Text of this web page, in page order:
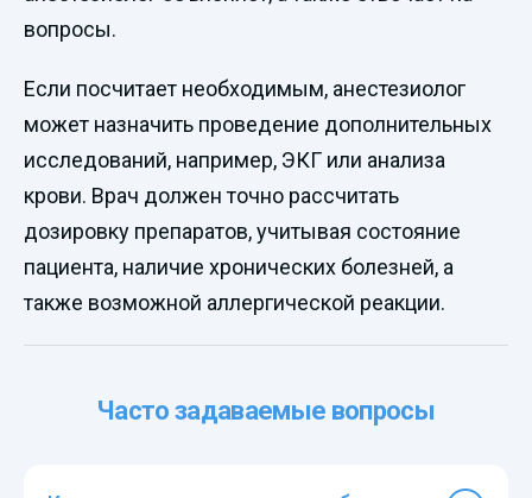
вопросы.
Если посчитает необходимым, анестезиолог
может назначить проведение дополнительных
исследований, например, ЭКГ или анализа
крови. Врач должен точно рассчитать
дозировку препаратов, учитывая состояние
пациента, наличие хронических болезней, а
также возможной аллергической реакции.
Часто задаваемые вопросы